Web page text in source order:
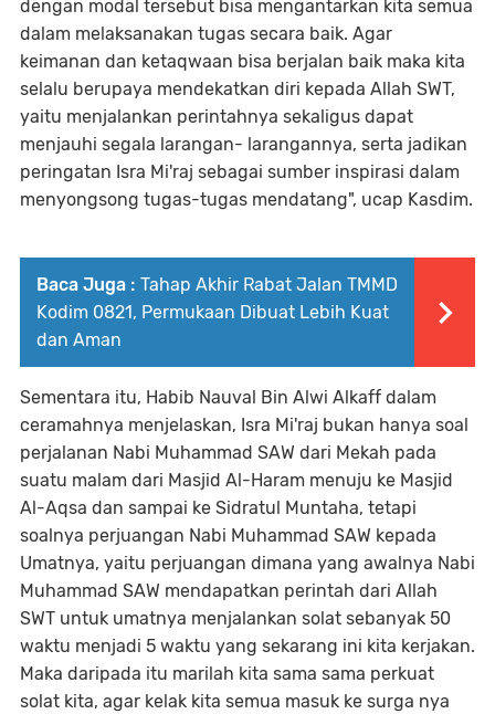
dengan modal tersebut bisa mengantarkan kita semua
dalam melaksanakan tugas secara baik. Agar
keimanan dan ketaqwaan bisa berjalan baik maka kita
selalu berupaya mendekatkan diri kepada Allah SWT,
yaitu menjalankan perintahnya sekaligus dapat
menjauhi segala larangan- larangannya, serta jadikan
peringatan Isra Mi'raj sebagai sumber inspirasi dalam
menyongsong tugas-tugas mendatang", ucap Kasdim.
Baca Juga : Tahap Akhir Rabat Jalan TMMD
Kodim 0821, Permukaan Dibuat Lebih Kuat
dan Aman
Sementara itu, Habib Nauval Bin Alwi Alkaff dalam
ceramahnya menjelaskan, Isra Mi'raj bukan hanya soal
perjalanan Nabi Muhammad SAW dari Mekah pada
suatu malam dari Masjid Al-Haram menuju ke Masjid
Al-Aqsa dan sampai ke Sidratul Muntaha, tetapi
soalnya perjuangan Nabi Muhammad SAW kepada
Umatnya, yaitu perjuangan dimana yang awalnya Nabi
Muhammad SAW mendapatkan perintah dari Allah
SWT untuk umatnya menjalankan solat sebanyak 50
waktu menjadi 5 waktu yang sekarang ini kita kerjakan.
Maka daripada itu marilah kita sama sama perkuat
solat kita, agar kelak kita semua masuk ke surga nya